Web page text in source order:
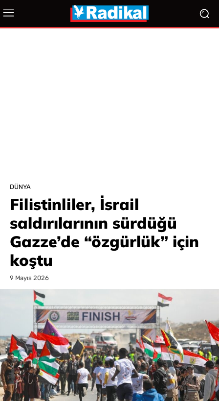
DÜNYA
Filistinliler, İsrail
saldırılarının sürdüğü
Gazze’de “özgürlük” için
koştu
9 Mayıs 2026